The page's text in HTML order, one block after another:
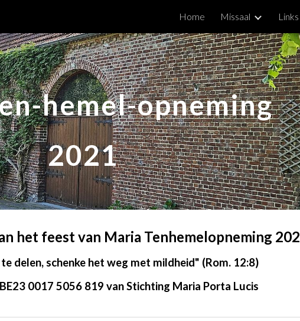
Skip to navigation
Home Missaal Links
hemel-opneming
2021
het feest van Maria Tenhemelopneming 202
delen, schenke het weg met mildheid" (Rom. 12:8)
0017 5056 819 van Stichting Maria Porta Lucis